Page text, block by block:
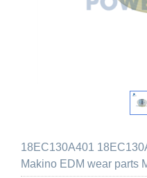
18EC130A401
Makino EDM wear parts